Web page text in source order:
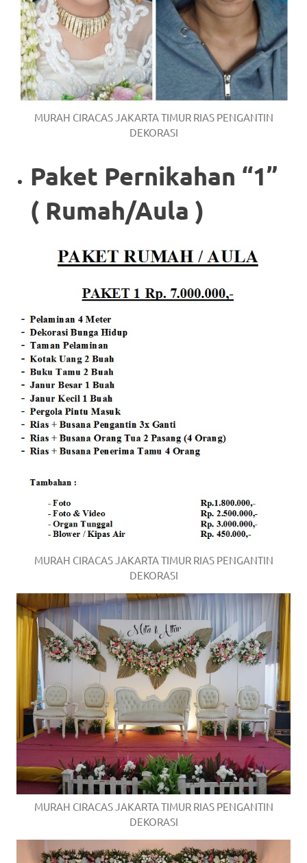
MURAH CIRACAS JAKARTA TIMUR RIAS PENGANTIN
DEKORASI
Paket Pernikahan “1”
( Rumah/Aula )
MURAH CIRACAS JAKARTA TIMUR RIAS PENGANTIN
DEKORASI
MURAH CIRACAS JAKARTA TIMUR RIAS PENGANTIN
DEKORASI